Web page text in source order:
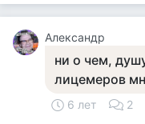
Александр
ни о чем,
лицемеров
6 лет 2